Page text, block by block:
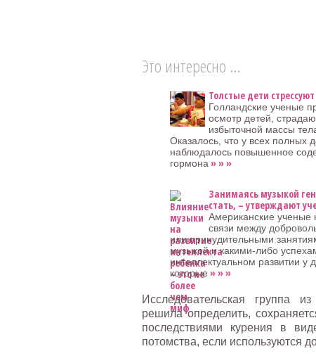
Это интересно ...
Толстые дети стрессуют
Голландские ученые
осмотр детей,
избыточной массы
Оказалось, что у всех полных
наблюдалось повышенное
гормона » » »
Занимаясь музыкой
стать, – утверждают
Американские ученые
связи между
или принудительными
музыкой и какими-либо
интеллектуальном развитии у
которые » » »
Исследовательская группа
решила определить,
последствиями курения в
потомства, если используются